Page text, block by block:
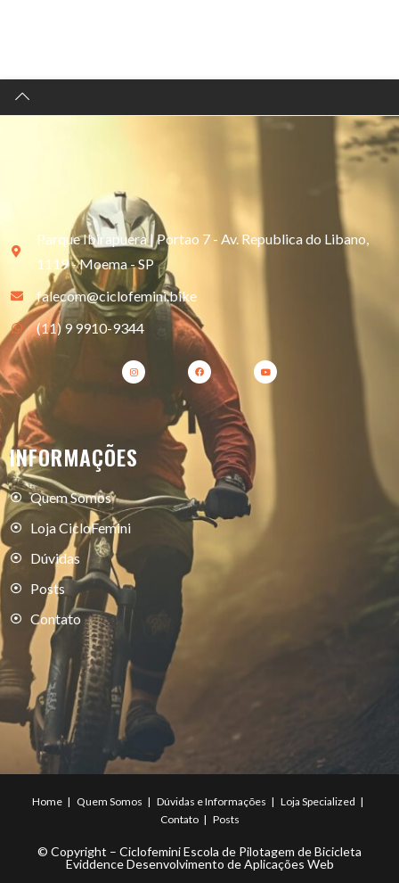
Parque Ibirapuera | Portao 7 - Av. Republica do Libano,
1119 - Moema - SP
falecom@ciclofemini.bike
(11) 9 9910-9344
INFORMAÇÕES
Quem Somos
Loja CicloFemini
Dúvidas
Posts
Contato
Home Quem Somos Dúvidas e Informações
Loja Specialized
Contato
Posts
© Copyright – Ciclofemini Escola de Pilotagem de Bicicleta
Eviddence Desenvolvimento de Aplicações Web